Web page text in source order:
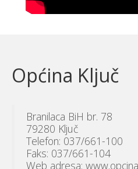
Općina Ključ
Branilaca BiH br. 78
79280 Ključ
Telefon: 037/661-100
Faks: 037/661-104
Web adresa: